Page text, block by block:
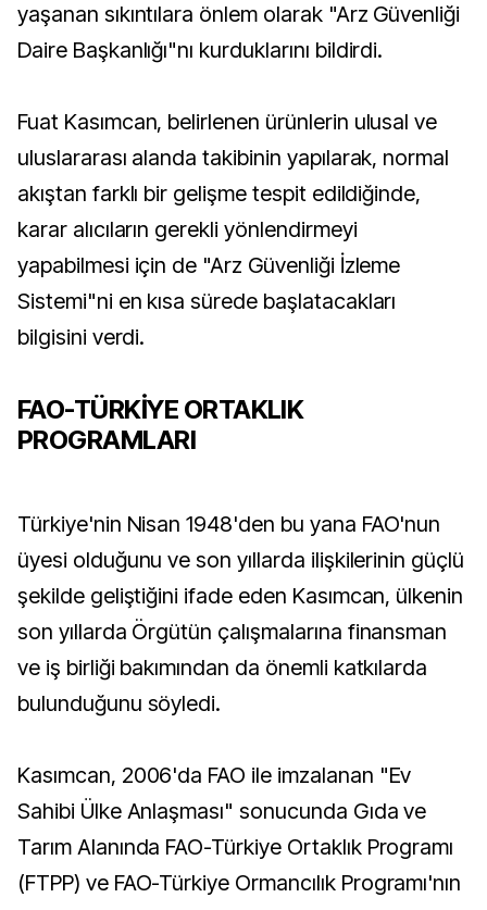
yaşanan sıkıntılara önlem olarak "Arz Güvenliği
Daire Başkanlığı"nı kurduklarını bildirdi.
Fuat Kasımcan, belirlenen ürünlerin ulusal ve
uluslararası alanda takibinin yapılarak, normal
akıştan farklı bir gelişme tespit edildiğinde,
karar alıcıların gerekli yönlendirmeyi
yapabilmesi için de "Arz Güvenliği İzleme
Sistemi"ni en kısa sürede başlatacakları
bilgisini verdi.
FAO-TÜRKİYE ORTAKLIK
PROGRAMLARI
Türkiye'nin Nisan 1948'den bu yana FAO'nun
üyesi olduğunu ve son yıllarda ilişkilerinin güçlü
şekilde geliştiğini ifade eden Kasımcan, ülkenin
son yıllarda Örgütün çalışmalarına finansman
ve iş birliği bakımından da önemli katkılarda
bulunduğunu söyledi.
Kasımcan, 2006'da FAO ile imzalanan "Ev
Sahibi Ülke Anlaşması" sonucunda Gıda ve
Tarım Alanında FAO-Türkiye Ortaklık Programı
(FTPP) ve FAO-Türkiye Ormancılık Programı'nın